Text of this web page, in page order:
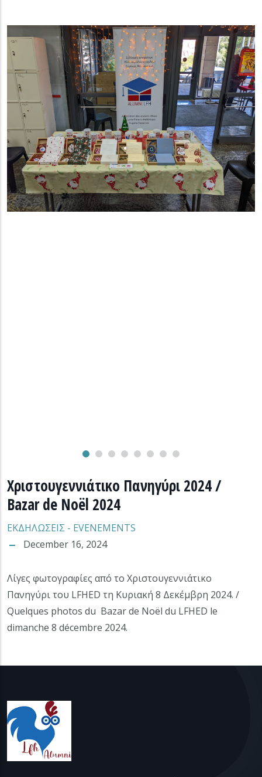
Χριστουγεννιάτικο Πανηγύρι 2024 /
Bazar de Noël 2024
ΕΚΔΗΛΩΣΕΙΣ - EVENEMENTS
December 16, 2024
Λίγες φωτογραφίες από το Χριστουγεννιάτικο
Πανηγύρι του LFHED τη Κυριακή 8 Δεκέμβρη 2024. /
Quelques photos du Bazar de Noël du LFHED le
dimanche 8 décembre 2024.